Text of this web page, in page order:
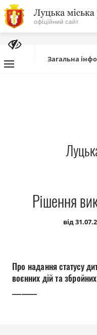
На
головну
Загальна
Рішення
від
Про надання статусу
воєнних дій та